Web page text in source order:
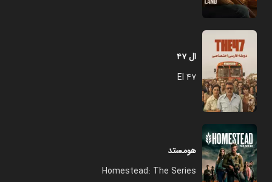
ال ۴۷
El 47
هومستد
Homestead: The Series